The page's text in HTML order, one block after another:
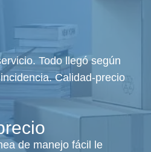
Todo llegó según
Calidad-precio
de manejo fácil le